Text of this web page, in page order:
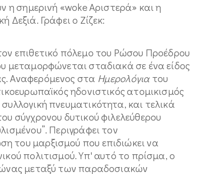
η σημερινή «woke Αριστερά» και η
Δεξιά. Γράφει ο Ζίζεκ:
επιθετικό πόλεμο του Ρώσου Προέδρου
μεταμορφώνεται σταδιακά σε ένα είδος
Αναφερόμενος στα Ημερολόγιατου
ηδονιστικός ατομικισμός
πνευματικότητα, και τελικά
σύγχρονου δυτικού φιλελεύθερου
Περιγράφει τον
του μαρξισμού που επιδιώκει να
πολιτισμού. Υπ' αυτό το πρίσμα, ο
μεταξύ των παραδοσιακών